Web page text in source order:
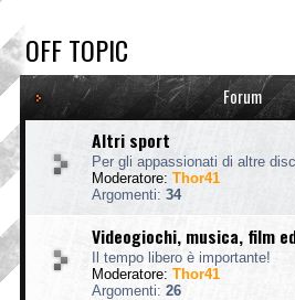
OFF TOPIC
Forum
Altri sport
Per gli appassionati di altre
Moderatore: Thor41
Argomenti: 34
Videogiochi, musica, film
Il tempo libero è importante!
Moderatore: Thor41
Argomenti: 26